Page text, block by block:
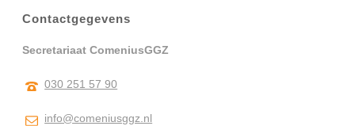
Contactgegevens
Secretariaat ComeniusGGZ
030 251 57 90
info@comeniusggz.nl